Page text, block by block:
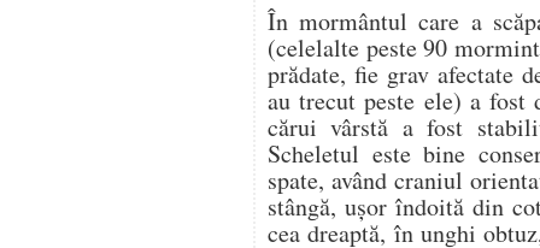
În mormântul care a
(celelalte peste 90
prădate, fie grav afectate
au trecut peste ele) a fost
cărui vârstă a fost
Scheletul este bine
spate, având craniul
stângă, uşor îndoită din
cea dreaptă, în unghi